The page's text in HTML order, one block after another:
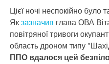
Цієї ночі неспокійно
Якзазначив глава ОВА
повітряної тривоги
область дроном типу
ППО вдалося цей